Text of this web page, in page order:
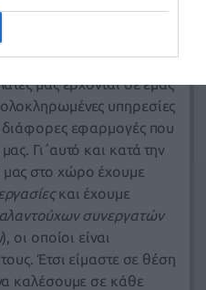
σας
μας έρχονται σε εμάς
υπηρεσίες
εφαρμογές που
Γι΄αυτό και κατά την
μας στο χώρο έχουμε
και έχουμε
συνεργατών
οι οποίοι είναι
Έτσι είμαστε σε θέση
καλέσουμε σε κάθε